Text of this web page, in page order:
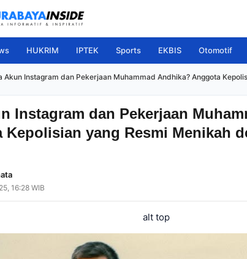
HUKRIM IPTEK Sports EKBIS Otomotif
Akun Instagram dan Pekerjaan Muhammad Andhika? Anggota
Instagram dan Pekerjaan
Kepolisian yang Resmi Menikah
16:28 WIB
alt top